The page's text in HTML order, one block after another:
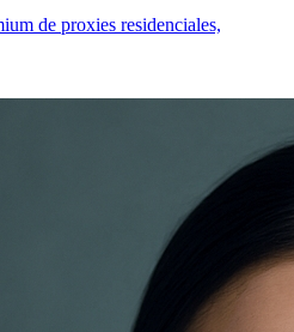
de proxies residenciales,